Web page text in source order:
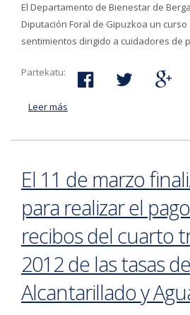
El Departamento de Bienestar de
Diputación Foral de Gipuzkoa un
sentimientos dirigido a cuidadores de
Partekatu:
Leer más
El 11 de marzo
para realizar el
recibos del cuarto
2012 de las tasas
Alcantarillado y